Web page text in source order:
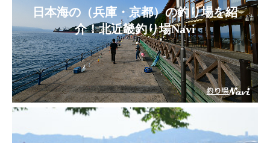
日本海の（兵庫・京都）の釣り場を紹
介！北近畿釣り場Navi